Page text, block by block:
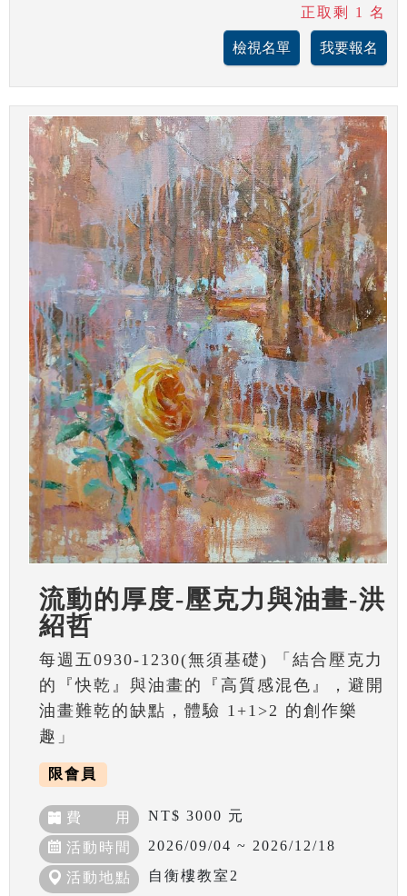
正取剩 1 名
流動的厚度-壓克力與油畫-洪
紹哲
每週五0930-1230(無須基礎) 「結合壓克力
的『快乾』與油畫的『高質感混色』，避開
油畫難乾的缺點，體驗 1+1>2 的創作樂
趣」
限會員
費 用 NT$ 3000 元
活動時間 2026/09/04 ~ 2026/12/18
活動地點 自衡樓教室2